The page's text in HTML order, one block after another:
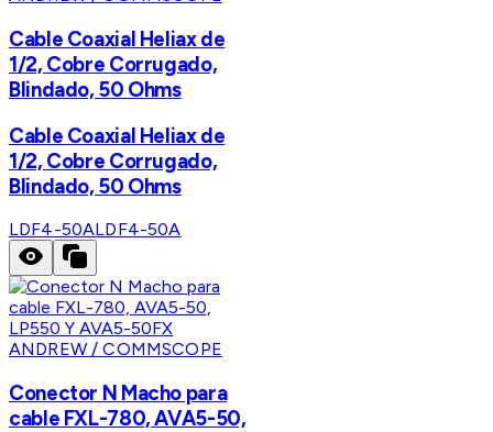
Cable Coaxial Heliax de
1/2, Cobre Corrugado,
Blindado, 50 Ohms
Cable Coaxial Heliax de
1/2, Cobre Corrugado,
Blindado, 50 Ohms
LDF4-50ALDF4-50A
ANDREW / COMMSCOPE
Conector N Macho para
cable FXL-780, AVA5-50,